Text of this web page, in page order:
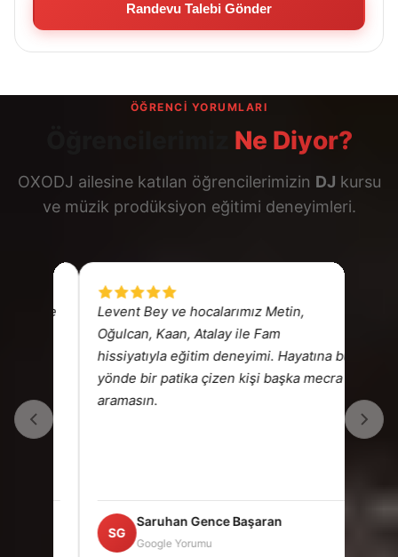
Randevu Talebi Gönder
ÖĞRENCI YORUMLARI
Ne Diyor?
OXODJ ailesine katılan öğrencilerimizin DJ kursu
ve müzik prodüksiyon eğitimi deneyimleri.
Levent Bey ve hocalarımız Metin,
Oğulcan, Kaan, Atalay ile Fam
hissiyatıyla eğitim deneyimi. Hayatına bu
yönde bir patika çizen kişi başka mecra
aramasın.
SG
Saruhan Gence Başaran
Google Yorumu